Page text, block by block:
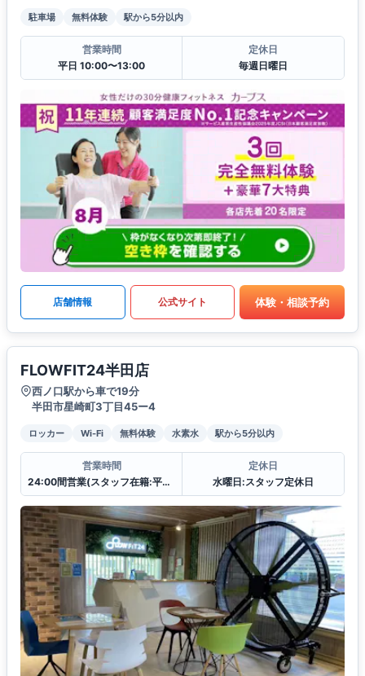
駐車場 無料体験 駅から5分以内
営業時間
平日 10:00〜13:00
定休日
毎週日曜日
店舗情報 公式サイト 体験・相談予約
FLOWFIT24半田店
西ノ口駅から車で19分
半田市星崎町3丁目45ー4
ロッカー Wi-Fi 無料体験 水素水 駅から5分以内
営業時間
24:00間営業(スタッフ在籍:平日 12:00〜21:00
定休日
水曜日:スタッフ定休日